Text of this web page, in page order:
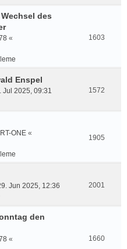
des
«
1603
Enspel
Jul 2025, 09:31
1572
ONE «
1905
Jun 2025, 12:36
2001
den
«
1660